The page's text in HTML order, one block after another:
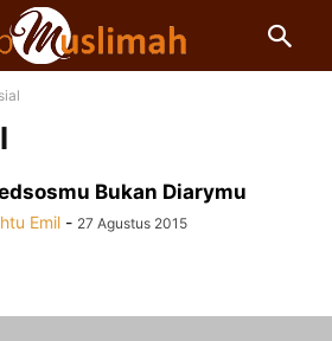
Bukan Diarymu
Emil - 27 Agustus 2015